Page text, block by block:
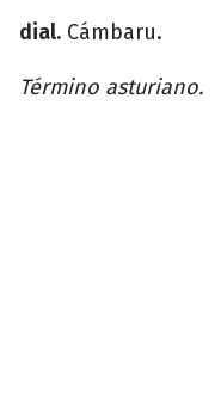
dial. Cámbaru.
Término asturiano.